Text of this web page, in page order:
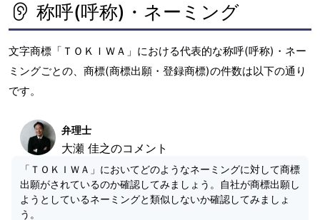
称呼(呼称)・ネーミング
文字商標「ＴＯＫＩＷＡ」における代表的な称呼(呼称)・ネー
ミングごとの、商標(商標出願・登録商標)の件数は以下の通り
です。
弁理士
大瀬 佳之のコメント
「ＴＯＫＩＷＡ」においてどのようなネーミングに対して商標
出願がされているのか確認してみましょう。自社が商標出願し
ようとしているネーミングと類似しないか確認してみましょ
う。